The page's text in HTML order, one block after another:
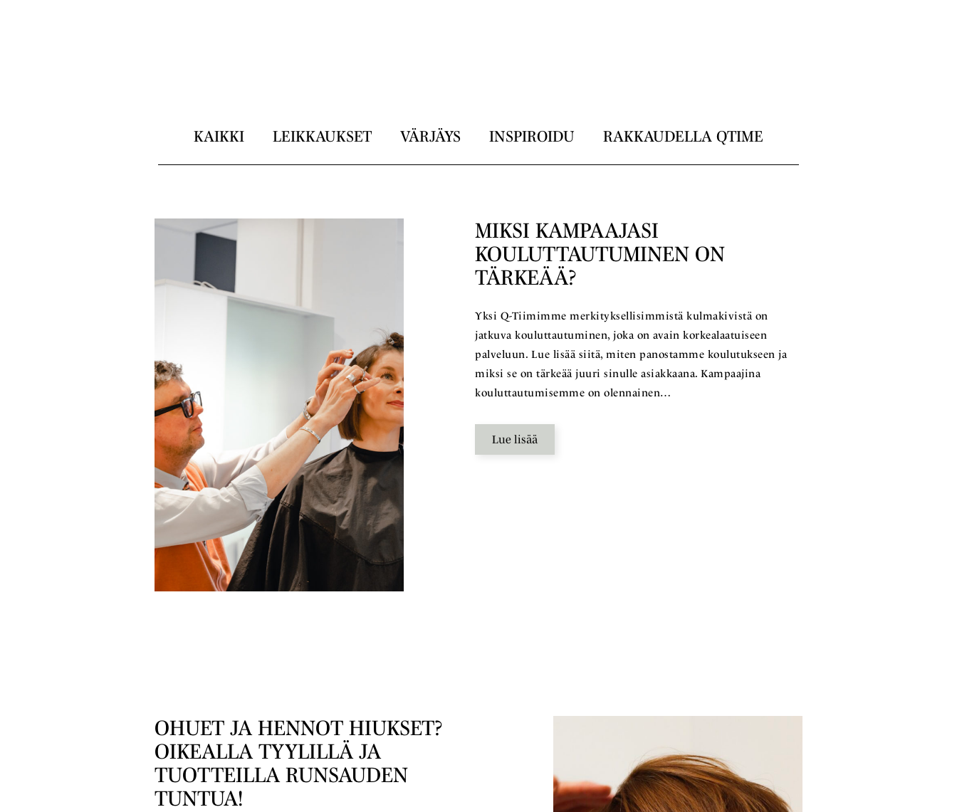
KAIKKI LEIKKAUKSET VÄRJÄYS INSPIROIDU RAKKAUDELLA QTIME
MIKSI KAMPAAJASI
KOULUTTAUTUMINEN ON
TÄRKEÄÄ?
Yksi Q-Tiimimme merkityksellisimmistä kulmakivistä on
jatkuva kouluttautuminen, joka on avain korkealaatuiseen
palveluun. Lue lisää siitä, miten panostamme koulutukseen ja
miksi se on tärkeää juuri sinulle asiakkaana. Kampaajina
kouluttautumisemme on olennainen…
Lue lisää
OHUET JA HENNOT HIUKSET?
OIKEALLA TYYLILLÄ JA
TUOTTEILLA RUNSAUDEN
TUNTUA!